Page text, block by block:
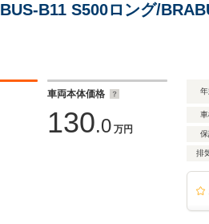
B11 S500ロング/
車両本体価格
130.0 万円
車
排